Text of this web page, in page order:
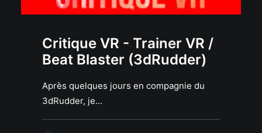
Critique VR - Trainer VR /
Beat Blaster (3dRudder)
Après quelques jours en compagnie du
3dRudder, je…